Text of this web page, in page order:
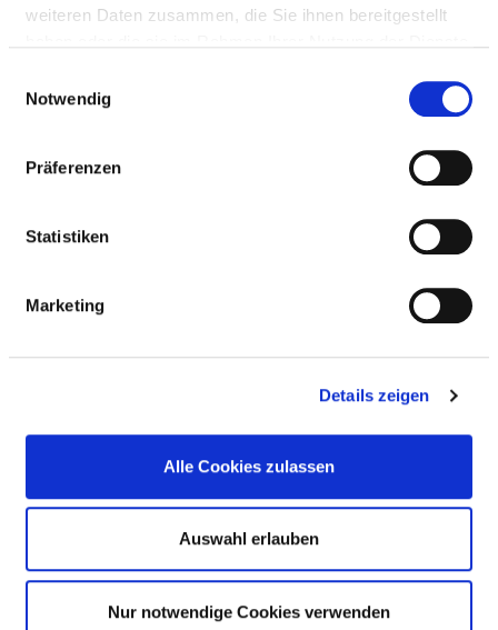
weiteren Daten zusammen, die Sie ihnen bereitgestellt
Notwendig
Präferenzen
Statistiken
Marketing
Details zeigen
Alle Cookies zulassen
Auswahl erlauben
Nur notwendige Cookies verwenden
Maskenbeatmungsgerät
Ja
Röntgenstrahlen
Hirnstrommessung
Ja
Gefäßdarstellung
eines der fünf Sinne
hervorgerufen wurden
Gewebezerstörung
Hochtemperaturtechnik